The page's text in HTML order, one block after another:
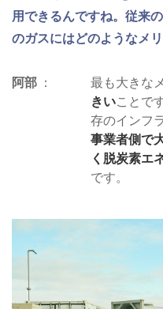
用できるんですね。従来
のガスにはどのようなメ
阿部 最も大きな
きいことで
存のインフ
事業者側で
く脱炭素エ
です。